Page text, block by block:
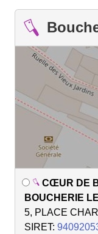
CŒUR DE
BOUCHERIE
5, PLACE
SIRET: